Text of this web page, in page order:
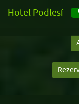
Hotel Podlesí